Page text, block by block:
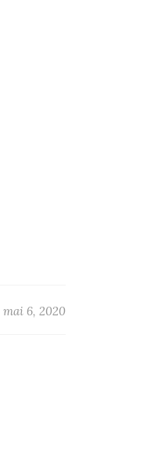
mai 6, 2020